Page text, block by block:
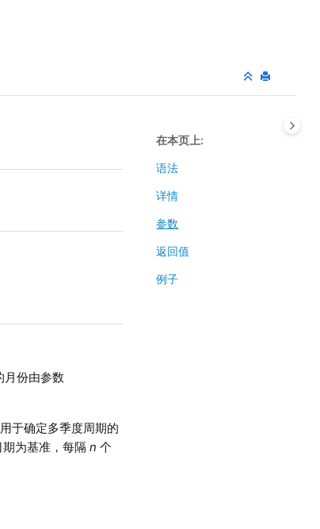
月份由参数
于确定多季度周期的
期为基准，每隔n 个
在本页上
语法
详情
参数
返回值
例子